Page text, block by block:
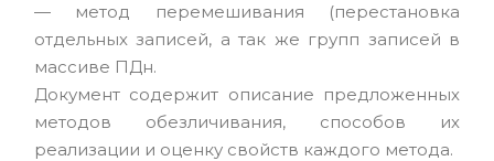
— метод перемешивания (перестановка
отдельных записей, а так же групп записей в
массиве ПДн.
Документ содержит описание предложенных
методов обезличивания, способов их
реализации и оценку свойств каждого метода.